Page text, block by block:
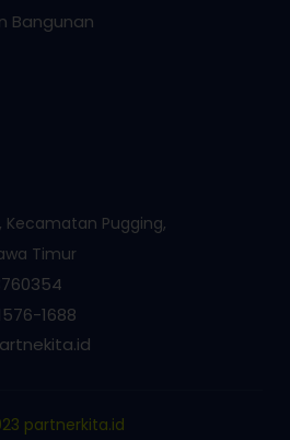
Bangunan
Kecamatan Pugging,
Timur
1688
partnerkita.id